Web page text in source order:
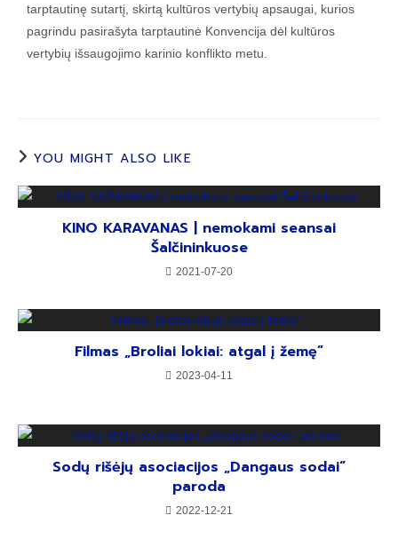
tarptautinę sutartį, skirtą kultūros vertybių apsaugai, kurios
pagrindu pasirašyta tarptautinė Konvencija dėl kultūros
vertybių išsaugojimo karinio konflikto metu.
YOU MIGHT ALSO LIKE
KINO KARAVANAS | nemokami seansai
Šalčininkuose
2021-07-20
Filmas „Broliai lokiai: atgal į žemę”
2023-04-11
Sodų rišėjų asociacijos „Dangaus sodai“
paroda
2022-12-21